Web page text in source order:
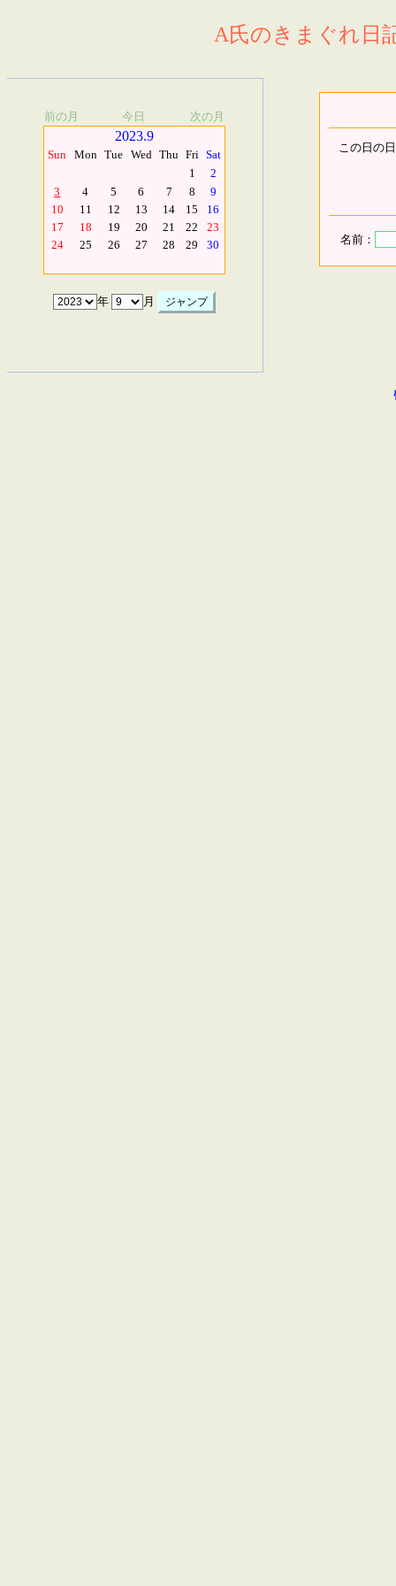
A氏のきまぐれ日
前の月 今日 次の月
2023.9
Sun Mon Tue Wed Thu Fri Sat
1
2
3
4 5 6 7 8
9
10
11 12 13 14 15
16
17
18 19 20 21 22
23
24
25 26 27 28 29 30
年 月
この日の
名前：